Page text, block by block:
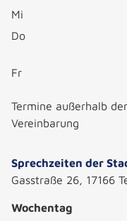
Mi
Do
Fr
Termine außerhalb
Vereinbarung
Sprechzeiten der
Gasstraße 26, 17166
Wochentag